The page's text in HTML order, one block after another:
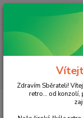
(Po-Pá, 15:00-20:00 hod.)
Call
Zdravím Sběrateli!
retro... od konzolí,